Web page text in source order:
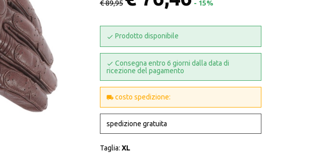
€ 89,95 - 15%
Prodotto disponibile
Consegna entro 6 giorni dalla data di
ricezione del pagamento
costo spedizione:
spedizione gratuita
Taglia: XL